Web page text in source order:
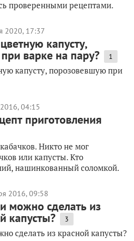
проверенными рецептами.
2020, 17:37
капусту,
варке на пару? 1
капусту, порозовевшую при
2016, 04:15
приготовления
Никто не мог
или капусты. Кто
нашинкованный соломкой.
2016, 09:58
можно сделать из
капусты? 3
сделать из красной капусты?